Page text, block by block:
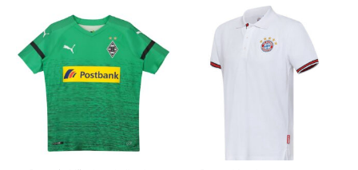
product
heeft
meerdere
variaties.
Deze
optie
kan
gekozen
product
heeft
meerdere